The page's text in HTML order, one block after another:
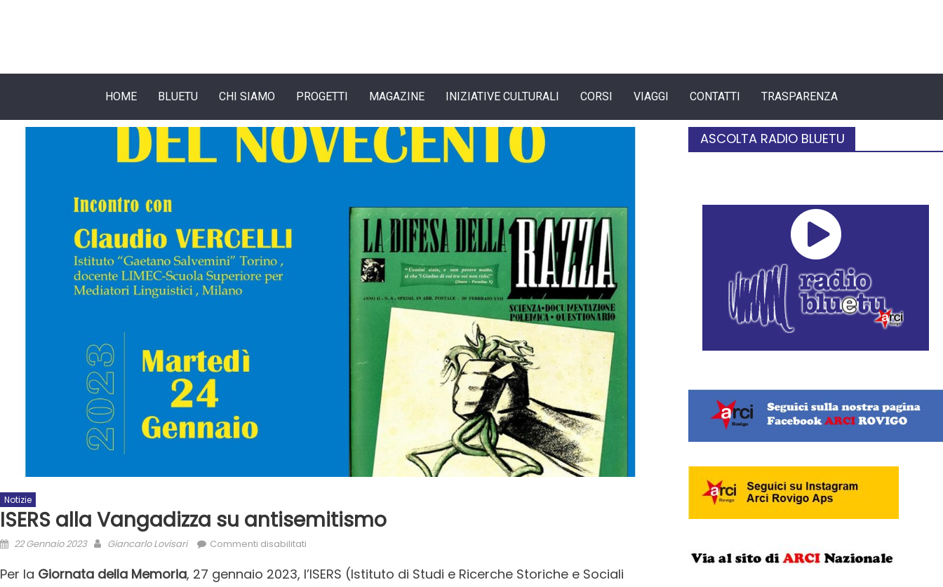
HOME BLUETU CHI SIAMO PROGETTI MAGAZINE INIZIATIVE CULTURALI CORSI VIAGGI CONTATTI TRASPARENZA
Notizie
ISERS alla Vangadizza su antisemitismo
22 Gennaio 2023 Giancarlo Lovisari Commenti disabilitati
Per la Giornata della Memoria, 27 gennaio 2023, l’ISERS (Istituto di Studi e Ricerche Storiche e Sociali
ASCOLTA RADIO BLUETU